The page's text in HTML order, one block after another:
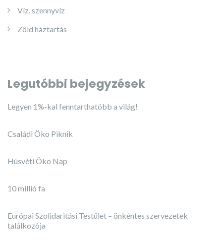
Víz, szennyvíz
Zöld háztartás
Legutóbbi bejegyzések
Legyen 1%-kal fenntarthatóbb a világ!
Családi Öko Piknik
Húsvéti Öko Nap
10 millió fa
Európai Szolidaritási Testület – önkéntes szervezetek
találkozója